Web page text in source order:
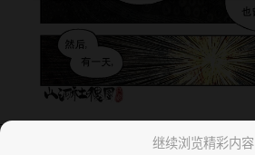
继续浏览精彩内容